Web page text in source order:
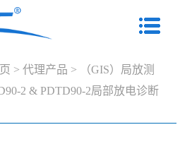
> 代理产品 >
（GIS）局放测
2 & PDTD90-2局部放电诊断